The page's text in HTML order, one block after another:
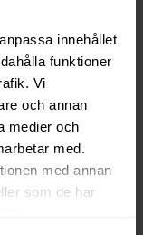
innehållet
funktioner
Vi
och annan
medier och
med.
med annan
som de har